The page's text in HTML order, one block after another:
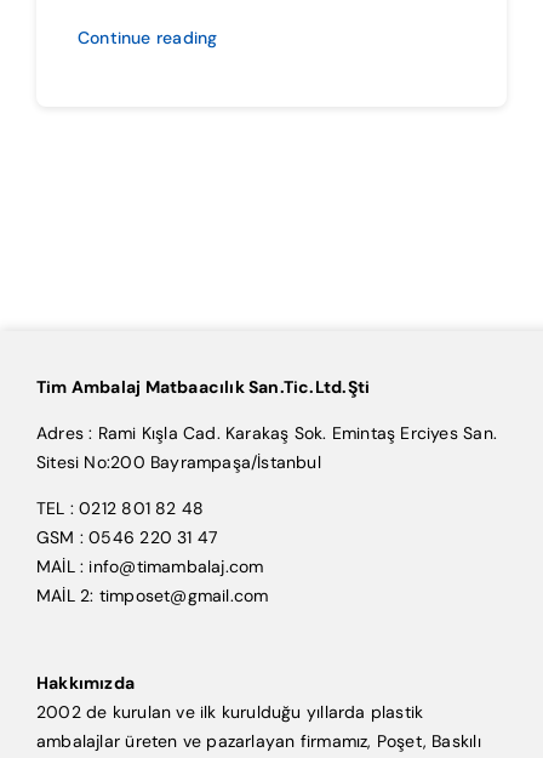
Continue reading
Tim Ambalaj Matbaacılık San.Tic.Ltd.Şti
Adres : Rami Kışla Cad. Karakaş Sok. Emintaş Erciyes San.
Sitesi No:200 Bayrampaşa/İstanbul
TEL : 0212 801 82 48
GSM : 0546 220 31 47
MAİL : info@timambalaj.com
MAİL 2: timposet@gmail.com
Hakkımızda
2002 de kurulan ve ilk kurulduğu yıllarda plastik
ambalajlar üreten ve pazarlayan firmamız, Poşet, Baskılı